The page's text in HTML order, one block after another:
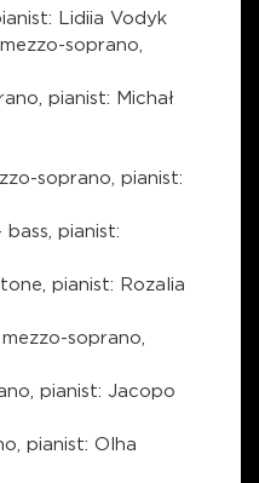
Lidiia Vodyk
soprano,
pianist: Michał
soprano, pianist:
pianist:
pianist: Rozalia
soprano,
pianist: Jacopo
pianist: Olha